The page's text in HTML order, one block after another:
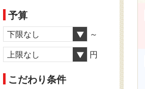
予算
下限なし ～
上限なし 円
こだわり条件